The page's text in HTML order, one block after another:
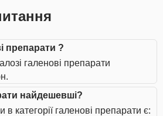
препарати ?
галенові препарати
найдешевші?
категорії галенові препарати є: